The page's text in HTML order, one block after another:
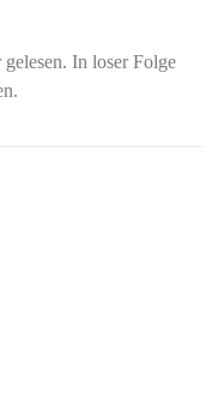
In loser Folge